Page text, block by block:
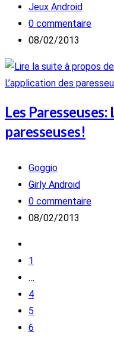
de
la
publication :
Post
category:
Jeux Android
Commentaires
de
publication :
0 commentaire
Publication
08/02/2013
Les Paresseuses:
paresseuses!
Auteur/autrice
de
la
publication :
Goggio
Post
category:
Girly Android
Commentaires
de
0 commentaire
Publication
08/02/2013
to
the
previous
page
1
…
4
5
6